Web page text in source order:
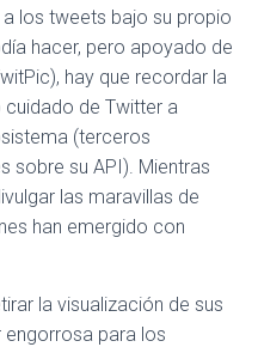
los tweets bajo su propio
hacer, pero apoyado de
hay que recordar la
de Twitter a
(terceros
sobre su API). Mientras
las maravillas de
han emergido con
la visualización de sus
engorrosa para los